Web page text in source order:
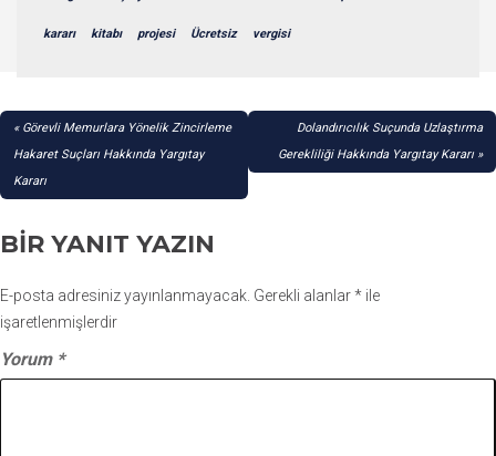
kararı kitabı projesi Ücretsiz vergisi
YAZI
GEZINMESI
Görevli Memurlara Yönelik Zincirleme
Hakaret Suçları Hakkında Yargıtay
Kararı
Dolandırıcılık Suçunda Uzlaştırma
Gerekliliği Hakkında Yargıtay Kararı
BIR YANIT YAZIN
E-posta adresiniz yayınlanmayacak. Gerekli alanlar* ile
işaretlenmişlerdir
Yorum *